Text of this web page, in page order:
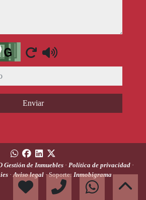
Enviar
Gestión de Inmuebles · Política de privacidad ·
·Aviso legal · Soporte: Inmobigrama